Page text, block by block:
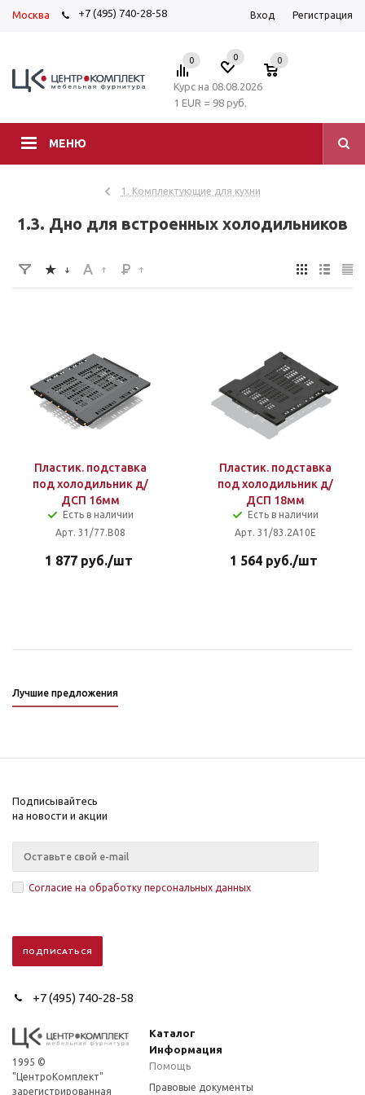
Москва +7 (495) 740-28-58 Вход Регистрация
МЕНЮ
0 0 0
Курс на 08.08.2026
1 EUR = 98 руб.
1. Комплектующие для кухни
1.3. Дно для встроенных холодильников
Пластик. подставка
под холодильник д/
ДСП 16мм
Есть в наличии
Арт. 31/77.B08
1 877 руб./шт
Пластик. подставка
под холодильник д/
ДСП 18мм
Есть в наличии
Арт. 31/83.2A10E
1 564 руб./шт
Лучшие предложения
Подписывайтесь
на новости и акции
Согласие на обработку персональных данных
+7 (495) 740-28-58
1995 ©
"ЦентроКомплект"
зарегистрированная
Каталог
Информация
Помощь
Правовые документы